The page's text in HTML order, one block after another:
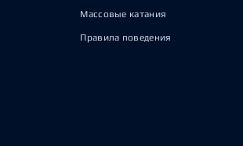
Массовые катания
Правила поведения